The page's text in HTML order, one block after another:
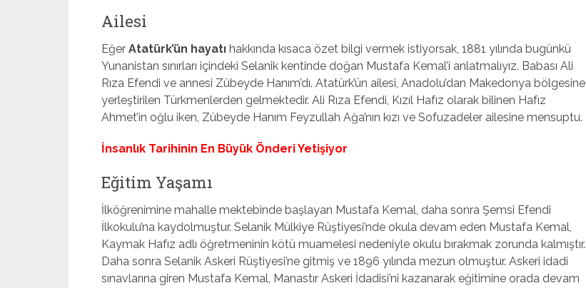
Ailesi
Eğer Atatürk’ün hayatı hakkında kısaca özet bilgi vermek istiyorsak, 1881 yılında bugünkü
Yunanistan sınırları içindeki Selanik kentinde doğan Mustafa Kemal’i anlatmalıyız. Babası Ali
Rıza Efendi ve annesi Zübeyde Hanım’dı. Atatürk’ün ailesi, Anadolu’dan Makedonya bölgesine
yerleştirilen Türkmenlerden gelmektedir. Ali Rıza Efendi, Kızıl Hafız olarak bilinen Hafız
Ahmet’in oğlu iken, Zübeyde Hanım Feyzullah Ağa’nın kızı ve Sofuzadeler ailesine mensuptu.
İnsanlık Tarihinin En Büyük Önderi Yetişiyor
Eğitim Yaşamı
İlköğrenimine mahalle mektebinde başlayan Mustafa Kemal, daha sonra Şemsi Efendi
İlkokulu’na kaydolmuştur. Selanik Mülkiye Rüştiyesi’nde okula devam eden Mustafa Kemal,
Kaymak Hafız adlı öğretmeninin kötü muamelesi nedeniyle okulu bırakmak zorunda kalmıştır.
Daha sonra Selanik Askeri Rüştiyesi’ne gitmiş ve 1896 yılında mezun olmuştur. Askeri idadi
sınavlarına giren Mustafa Kemal, Manastır Askeri İdadisi’ni kazanarak eğitimine orada devam